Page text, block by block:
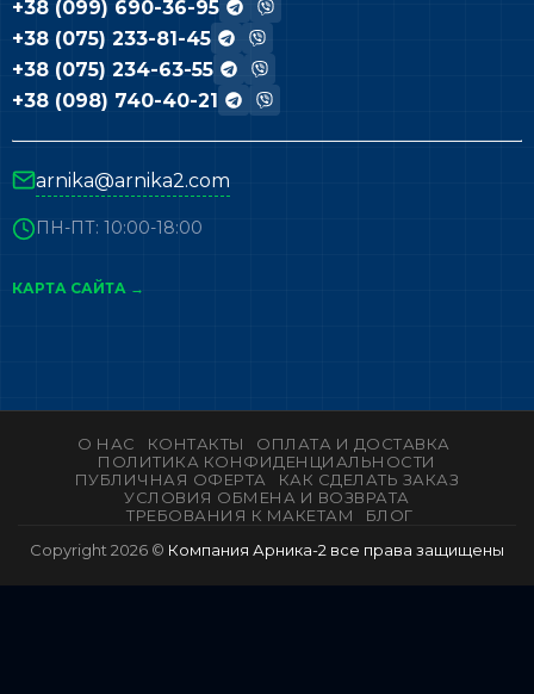
+38 (099) 690-36-95
+38 (075) 233-81-45
+38 (075) 234-63-55
+38 (098) 740-40-21
arnika@arnika2.com
ПН-ПТ: 10:00-18:00
КАРТА САЙТА →
О НАС КОНТАКТЫ
ОПЛАТА И ДОСТАВКА
ПОЛИТИКА КОНФИДЕНЦИАЛЬНОСТИ
ПУБЛИЧНАЯ ОФЕРТА
КАК СДЕЛАТЬ ЗАКАЗ
УСЛОВИЯ ОБМЕНА И ВОЗВРАТА
ТРЕБОВАНИЯ К МАКЕТАМ
БЛОГ
Copyright 2026 © Компания Арника-2 все права защищены